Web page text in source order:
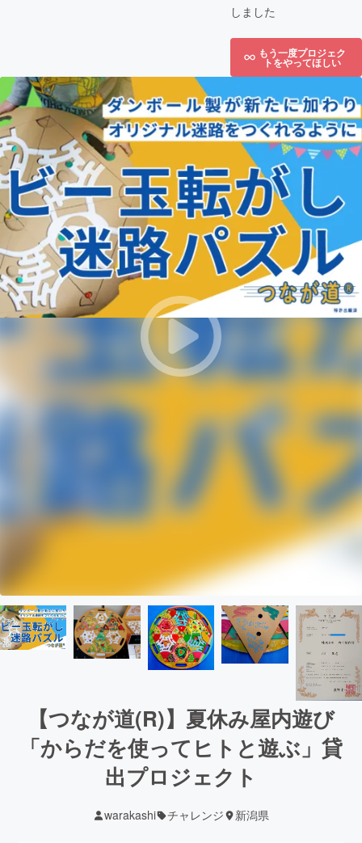
しました
もう一度プロジェク
トをやってほしい
【つなが道(R)】夏休み屋内遊び
「からだを使ってヒトと遊ぶ」貸
出プロジェクト
warakashi チャレンジ 新潟県